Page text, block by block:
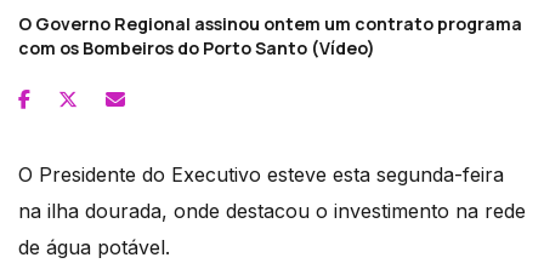
O Governo Regional assinou ontem um contrato programa
com os Bombeiros do Porto Santo (Vídeo)
O Presidente do Executivo esteve esta segunda-feira
na ilha dourada, onde destacou o investimento na rede
de água potável.